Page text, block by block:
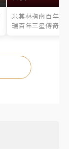
米其林指南百年之
瑞百年三星傳奇、